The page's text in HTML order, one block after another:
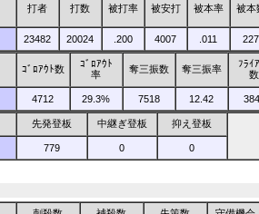
打者 打数 被打率 被安打 被本率 被本
23482 20024 .200 4007 .011 227
ｺﾞﾛｱｳﾄ数
ｺﾞﾛｱｳﾄ
率
奪三振数 奪三振率
ﾌﾗｲ
数
4712 29.3% 7518 12.42
先発登板 中継ぎ登板 抑え登板
779 0 0